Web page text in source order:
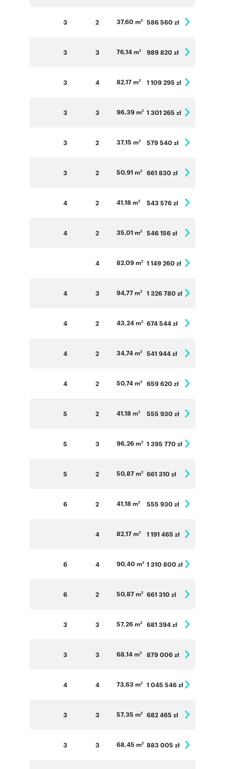
3 2 37,60 m2 586 560 zł
3 3 76,14 m2 989 820 zł
3 4 82,17 m2 1 109 295 zł
3 3 96,39 m2 1 301 265 zł
3 2 37,15 m2 579 540 zł
3 2 50,91 m2 661 830 zł
4 2 41,18 m2 543 576 zł
4 2 35,01 m2 546 156 zł
4 82,09 m2 1 149 260 zł
4 3 94,77 m2 1 326 780 zł
4 2 43,24 m2 674 544 zł
4 2 34,74 m2 541 944 zł
4 2 50,74 m2 659 620 zł
5 2 41,18 m2 555 930 zł
5 3 96,26 m2 1 395 770 zł
5 2 50,87 m2 661 310 zł
6 2 41,18 m2 555 930 zł
4 82,17 m2 1 191 465 zł
6 4 90,40 m2 1 310 800 zł
6 2 50,87 m2 661 310 zł
3 3 57,26 m2 681 394 zł
3 3 68,14 m2 879 006 zł
4 4 73,63 m2 1 045 546 zł
3 3 57,35 m2 682 465 zł
3 3 68,45 m2 883 005 zł